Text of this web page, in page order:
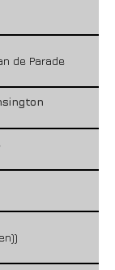
de Parade